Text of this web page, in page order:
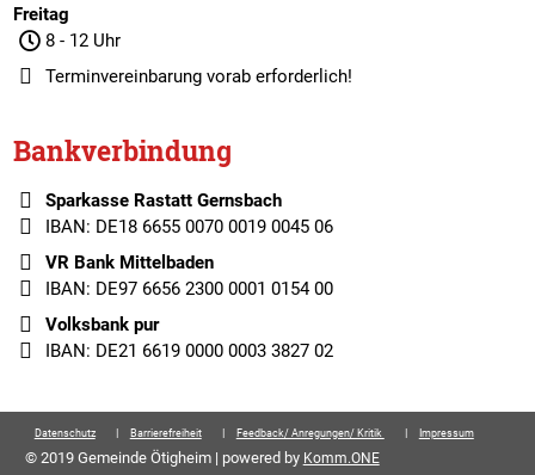
Freitag
8 - 12 Uhr
Terminvereinbarungvorab erforderlich!
Bankverbindung
Sparkasse Rastatt Gernsbach
IBAN: DE18 6655 0070 0019 0045 06
VR Bank Mittelbaden
IBAN: DE97 6656 2300 0001 0154 00
Volksbank pur
IBAN: DE21 6619 0000 0003 3827 02
Datenschutz Barrierefreiheit Feedback/ Anregungen/ Kritik Impressum
© 2019 Gemeinde Ötigheim | powered by Komm.ONE